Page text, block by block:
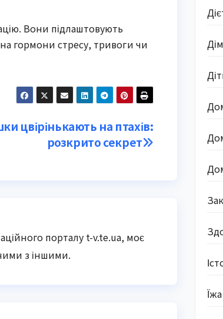
Вони підлаштовують
гормони стресу, тривоги чи
цвірінькають на птахів:
розкрито секрет
порталу t-v.te.ua, моє
з іншими.
Дім